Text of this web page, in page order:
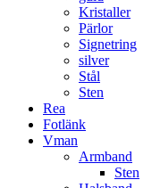
Kristaller
Pärlor
Signetring
silver
Stål
Sten
Rea
Fotlänk
Vman
Armband
Sten